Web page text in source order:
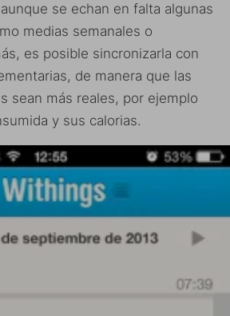
se echan en falta algunas
medias semanales o
es posible sincronizarla con
de manera que las
sean más reales, por ejemplo
y sus calorias.